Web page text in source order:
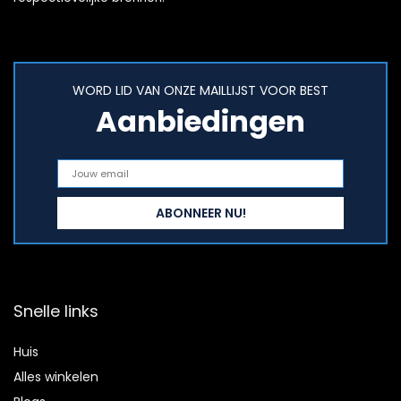
WORD LID VAN ONZE MAILLIJST VOOR BEST
Aanbiedingen
Snelle links
Huis
Alles winkelen